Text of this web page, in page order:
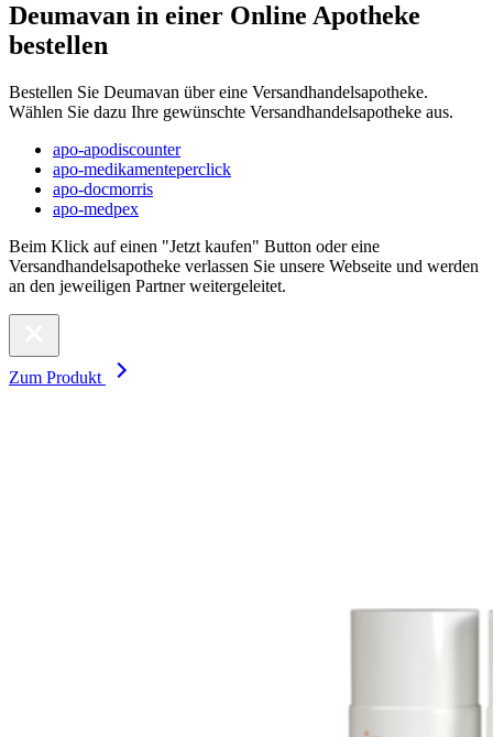
Deumavan in einer Online Apotheke
bestellen
Bestellen Sie Deumavan über eine Versandhandelsapotheke.
Wählen Sie dazu Ihre gewünschte Versandhandelsapotheke aus.
apo-apodiscounter
apo-medikamenteperclick
apo-docmorris
apo-medpex
Beim Klick auf einen "Jetzt kaufen" Button oder eine
Versandhandelsapotheke verlassen Sie unsere Webseite und werden
an den jeweiligen Partner weitergeleitet.
Zum Produkt